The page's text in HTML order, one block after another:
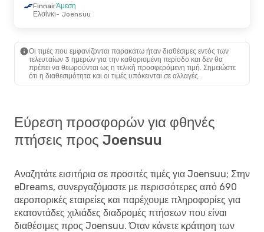
FinnairΆμεση
Ελσίνκι- Joensuu
Οι τιμές που εμφανίζονται παρακάτω ήταν διαθέσιμες εντός των
τελευταίων 3 ημερών για την καθορισμένη περίοδο και δεν θα
πρέπει να θεωρούνται ως η τελική προσφερόμενη τιμή. Σημειώστε
ότι η διαθεσιμότητα και οι τιμές υπόκεινται σε αλλαγές.
Εύρεση προσφορών για φθηνές
πτήσεις προς Joensuu
Αναζητάτε εισιτήρια σε προσιτές τιμές για Joensuu; Στην
eDreams, συνεργαζόμαστε με περισσότερες από 690
αεροπορικές εταιρείες και παρέχουμε πληροφορίες για
εκατοντάδες χιλιάδες διαδρομές πτήσεων που είναι
διαθέσιμες προς Joensuu. Όταν κάνετε κράτηση των